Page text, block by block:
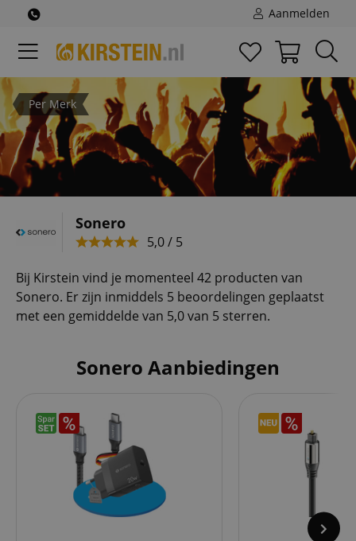
Aanmelden
Per Merk
Sonero
5,0 / 5
Bij Kirstein vind je momenteel 42 producten van
Sonero. Er zijn inmiddels 5 beoordelingen geplaatst
met een gemiddelde van 5,0 van 5 sterren.
Sonero Aanbiedingen